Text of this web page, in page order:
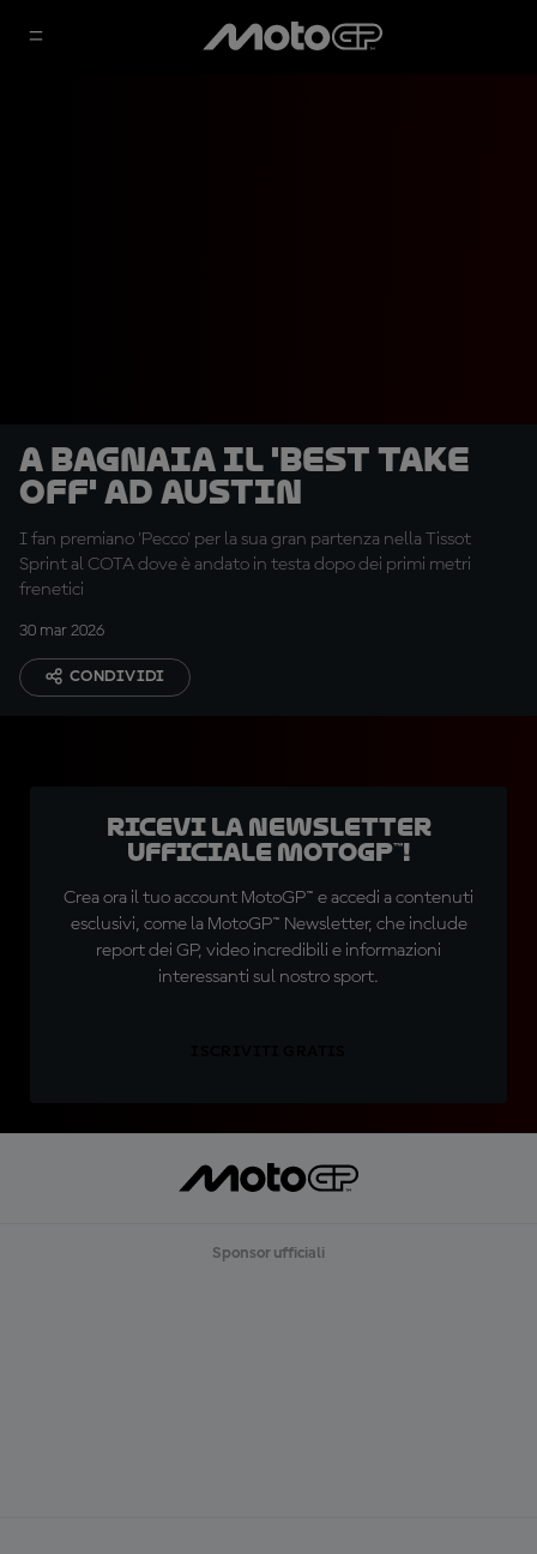
A Bagnaia il 'Best Take
Off' ad Austin
I fan premiano 'Pecco' per la sua gran partenza nella Tissot
Sprint al COTA dove è andato in testa dopo dei primi metri
frenetici
30 mar 2026
CONDIVIDI
Ricevi la newsletter
ufficiale MotoGP™!
Crea ora il tuo account MotoGP™ e accedi a contenuti
esclusivi, come la MotoGP™ Newsletter, che include
report dei GP, video incredibili e informazioni
interessanti sul nostro sport.
Sponsor ufficiali